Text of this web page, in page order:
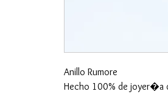
Anillo Rumore
Hecho 100% de joyer�a